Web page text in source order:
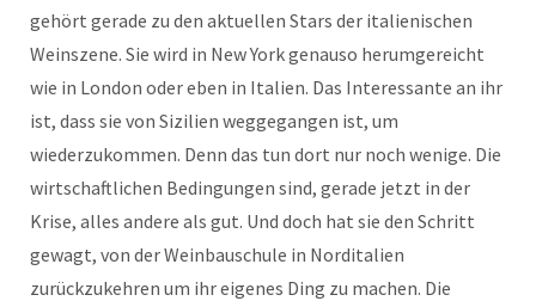
gehört gerade zu den aktuellen Stars der italienischen
Weinszene. Sie wird in New York genauso herumgereicht
wie in London oder eben in Italien. Das Interessante an ihr
ist, dass sie von Sizilien weggegangen ist, um
wiederzukommen. Denn das tun dort nur noch wenige. Die
wirtschaftlichen Bedingungen sind, gerade jetzt in der
Krise, alles andere als gut. Und doch hat sie den Schritt
gewagt, von der Weinbauschule in Norditalien
zurückzukehren um ihr eigenes Ding zu machen. Die